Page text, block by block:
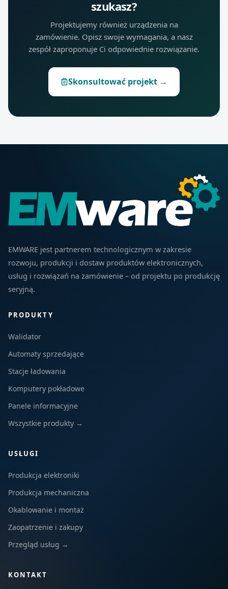
szukasz?
Projektujemy również urządzenia na
zamówienie. Opisz swoje wymagania, a nasz
zespół zaproponuje Ci odpowiednie rozwiązanie.
Skonsultować projekt →
EMWARE jest partnerem technologicznym w zakresie
rozwoju, produkcji i dostaw produktów elektronicznych,
usług i rozwiązań na zamówienie – od projektu po produkcję
seryjną.
PRODUKTY
Walidator
Automaty sprzedające
Stacje ładowania
Komputery pokładowe
Panele informacyjne
Wszystkie produkty →
USŁUGI
Produkcja elektroniki
Produkcja mechaniczna
Okablowanie i montaż
Zaopatrzenie i zakupy
Przegląd usług →
KONTAKT